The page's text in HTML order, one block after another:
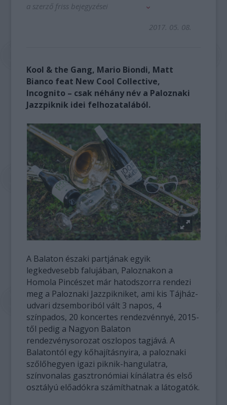
a szerző friss bejegyzései
2017. 05. 08.
Kool & the Gang, Mario Biondi, Matt
Bianco feat New Cool Collective,
Incognito – csak néhány név a Paloznaki
Jazzpiknik idei felhozatalából.
A Balaton északi partjának egyik
legkedvesebb falujában, Paloznakon a
Homola Pincészet már hatodszorra rendezi
meg a Paloznaki Jazzpikniket, ami kis Tájház-
udvari dzsemboriból vált 3 napos, 4
színpados, 20 koncertes rendezvénnyé, 2015-
től pedig a Nagyon Balaton
rendezvénysorozat oszlopos tagjává. A
Balatontól egy kőhajításnyira, a paloznaki
szőlőhegyen igazi piknik-hangulatra,
színvonalas gasztronómiai kínálatra és első
osztályú előadókra számíthatnak a látogatók.